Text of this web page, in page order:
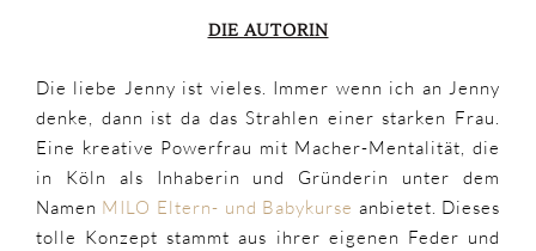
DIE AUTORIN
Die liebe Jenny ist vieles. Immer wenn ich an Jenny
denke, dann ist da das Strahlen einer starken Frau.
Eine kreative Powerfrau mit Macher-Mentalität, die
in Köln als Inhaberin und Gründerin unter dem
Namen MILO Eltern- und Babykurse anbietet. Dieses
tolle Konzept stammt aus ihrer eigenen Feder und